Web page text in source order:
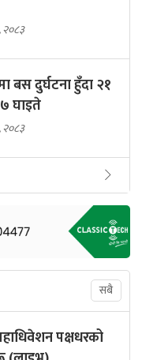
बस दुर्घटना हुँदा २१
घाइते
सबै
पक्षधरको